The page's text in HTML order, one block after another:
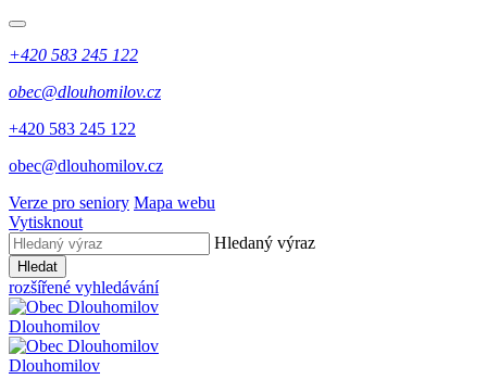
+420 583 245 122
obec@dlouhomilov.cz
+420 583 245 122
obec@dlouhomilov.cz
Verze pro seniory Mapa webu
Vytisknout
Hledaný výraz
Hledat
rozšířené vyhledávání
Dlouhomilov
Dlouhomilov